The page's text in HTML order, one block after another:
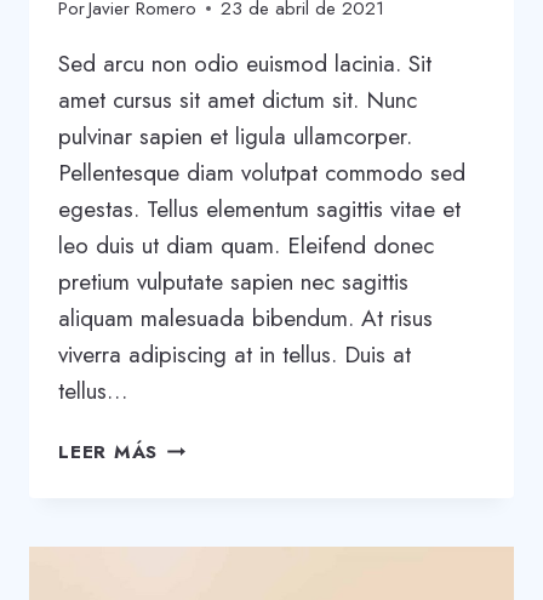
PorJavier Romero 23 de abril de 2021
Sed arcu non odio euismod lacinia. Sit
amet cursus sit amet dictum sit. Nunc
pulvinar sapien et ligula ullamcorper.
Pellentesque diam volutpat commodo sed
egestas. Tellus elementum sagittis vitae et
leo duis ut diam quam. Eleifend donec
pretium vulputate sapien nec sagittis
aliquam malesuada bibendum. At risus
viverra adipiscing at in tellus. Duis at
tellus…
LEER MÁS BE